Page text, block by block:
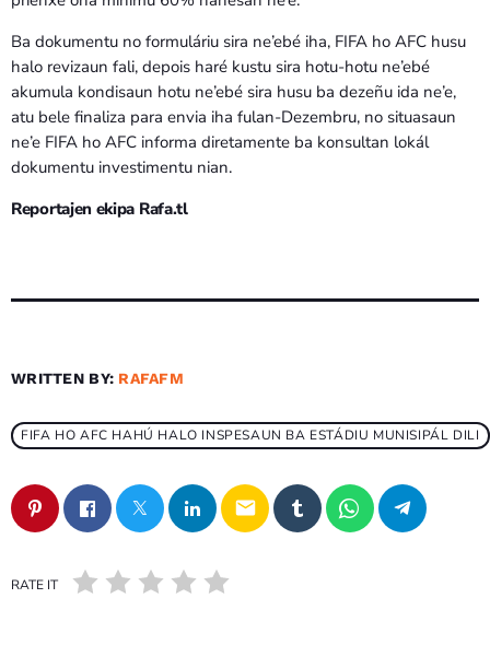
Ba dokumentu no formuláriu sira ne’ebé iha, FIFA ho AFC husu
halo revizaun fali, depois haré kustu sira hotu-hotu ne’ebé
akumula kondisaun hotu ne’ebé sira husu ba dezeñu ida ne’e,
atu bele finaliza para envia iha fulan-Dezembru, no situasaun
ne’e FIFA ho AFC informa diretamente ba konsultan lokál
dokumentu investimentu nian.
Reportajen ekipa Rafa.tl
WRITTEN BY: RAFAFM
FIFA HO AFC HAHÚ HALO INSPESAUN BA ESTÁDIU MUNISIPÁL DILI
email
RATE IT